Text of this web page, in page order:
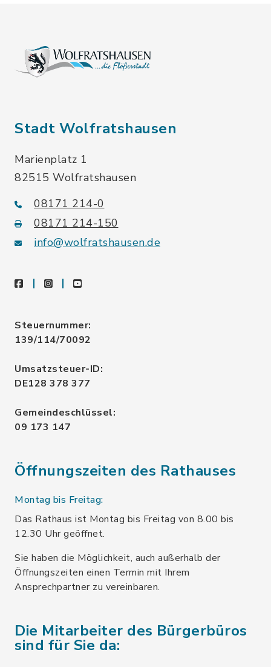
Stadt Wolfratshausen
Marienplatz 1
82515 Wolfratshausen
08171 214-0
08171 214-150
info@wolfratshausen.de
facebookinstagramyoutube
Steuernummer:
139/114/70092
Umsatzsteuer-ID:
DE128 378 377
Gemeindeschlüssel:
09 173 147
Öffnungszeiten des Rathauses
Montag bis Freitag:
Das Rathaus ist Montag bis Freitag von 8.00 bis
12.30 Uhr geöffnet.
Sie haben die Möglichkeit, auch außerhalb der
Öffnungszeiten einen Termin mit Ihrem
Ansprechpartner zu vereinbaren.
Die Mitarbeiter des Bürgerbüros
sind für Sie da: